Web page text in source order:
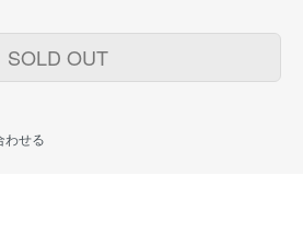
SOLD OUT
わせる